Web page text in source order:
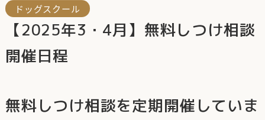
【2025年3・4月】無料しつけ相談
開催日程
ドッグスクール
無料しつけ相談を定期開催していま